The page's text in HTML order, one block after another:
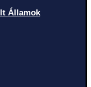
Államok